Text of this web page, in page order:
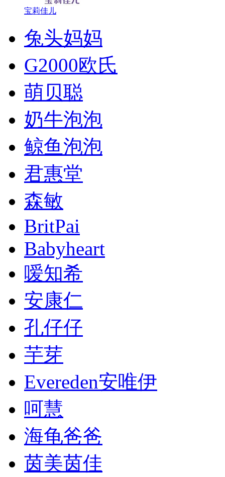
宝莉佳儿
兔头妈妈
G2000欧氏
萌贝聪
奶牛泡泡
鲸鱼泡泡
君惠堂
森敏
BritPai
Babyheart
嗳知希
安康仁
孔仔仔
芋芽
Evereden安唯伊
呵慧
海龟爸爸
茵美茵佳